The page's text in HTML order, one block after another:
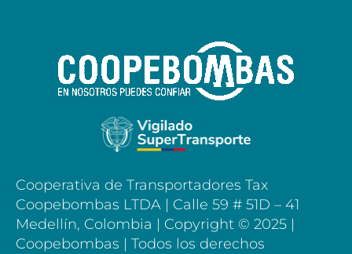
Cooperativa de Transportadores Tax
Coopebombas LTDA | Calle 59 # 51D – 41
Medellín, Colombia | Copyright © 2025 |
Coopebombas | Todos los derechos